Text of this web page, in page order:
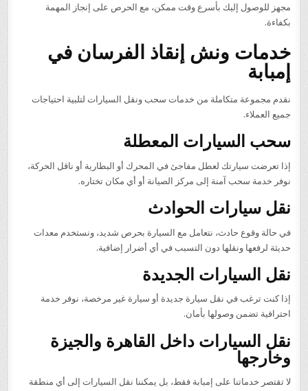
مجهز للوصول إليك بأسرع وقت ممكن، مع الحرص على إنجاز المهمة
بكفاءة.
خدمات ونش إنقاذ الفرسان في
إمبابة
نقدم مجموعة متكاملة من خدمات سحب ونقل السيارات لتلبية احتياجات
جميع العملاء.
سحب السيارات المعطلة
إذا تعرضت سيارتك لعطل مفاجئ في المحرك أو البطارية أو ناقل الحركة،
نوفر خدمة سحب آمنة إلى مركز الصيانة أو أي مكان تختاره.
نقل سيارات الحوادث
في حالة وقوع حادث، نتعامل مع السيارة بحرص شديد، ونستخدم معدات
حديثة لرفعها ونقلها دون التسبب في أي أضرار إضافية.
نقل السيارات الجديدة
إذا كنت ترغب في نقل سيارة جديدة أو سيارة غير مرخصة، نوفر خدمة
احترافية تضمن وصولها بأمان.
نقل السيارات داخل القاهرة والجيزة
وخارجها
لا تقتصر خدماتنا على إمبابة فقط، بل يمكننا نقل السيارات إلى أي منطقة